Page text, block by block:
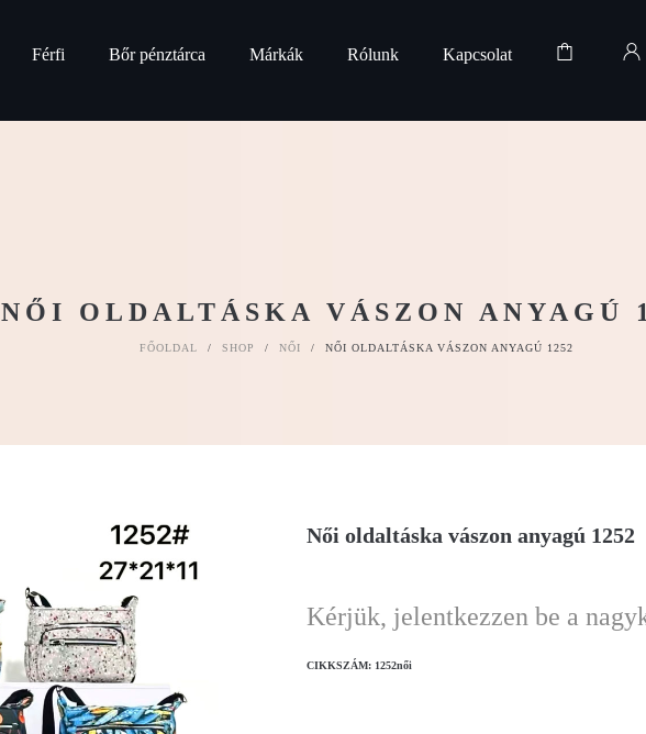
Férfi Bőr pénztárca Márkák Rólunk Kapcsolat
NŐI OLDALTÁSKA VÁSZON ANYAGÚ
FŐOLDAL / SHOP / NŐI / NŐI OLDALTÁSKA VÁSZON ANYAGÚ 1252
Női oldaltáska vászon anyagú 1252
Kérjük, jelentkezzen be a
CIKKSZÁM: 1252női